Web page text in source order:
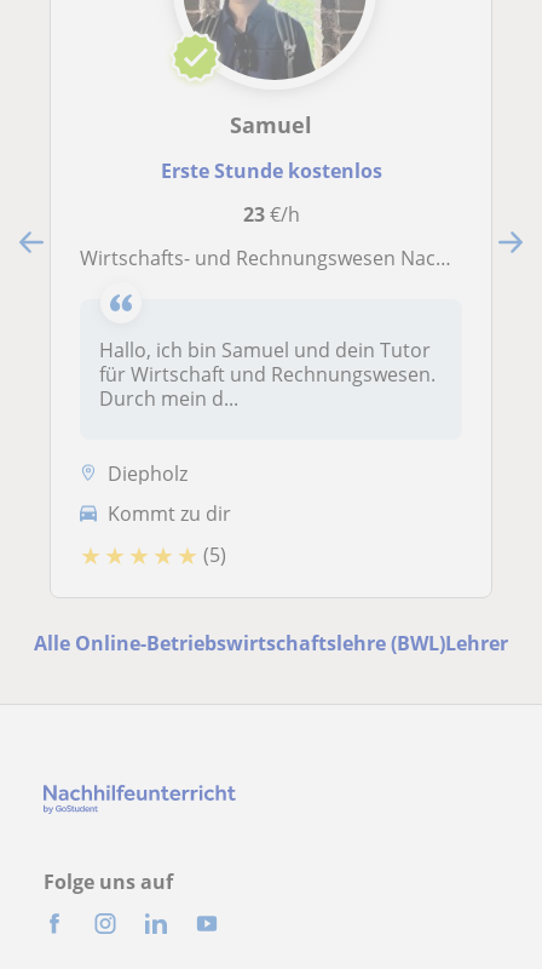
Samuel
Erste Stunde kostenlos
23€/h
Wirtschafts- und Rechnungswesen Nachhilfe -Prüfungsvorbereitung IHK/Studium
Hallo, ich bin Samuel und dein Tutor
für Wirtschaft und Rechnungswesen.
Durch mein d...
Diepholz
Kommt zu dir
★ ★ ★ ★ ★ (5)
Alle Online-Betriebswirtschaftslehre (BWL)Lehrer
Folge uns auf